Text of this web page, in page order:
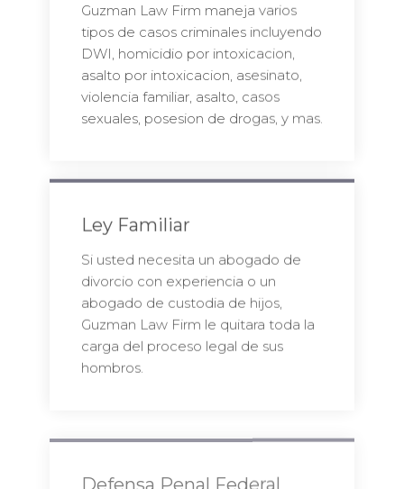
Guzman Law Firm maneja varios
tipos de casos criminales incluyendo
DWI, homicidio por intoxicacion,
asalto por intoxicacion, asesinato,
violencia familiar, asalto, casos
sexuales, posesion de drogas, y mas.
Ley Familiar
Si usted necesita un abogado de
divorcio con experiencia o un
abogado de custodia de hijos,
Guzman Law Firm le quitara toda la
carga del proceso legal de sus
hombros.
Defensa Penal Federal